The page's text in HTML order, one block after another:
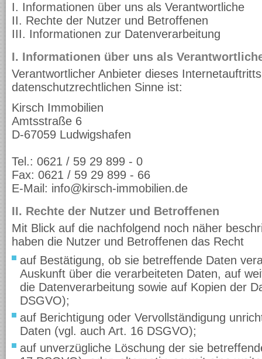
I. Informationen über uns als Verantwortliche
II. Rechte der Nutzer und Betroffenen
III. Informationen zur Datenverarbeitung
I. Informationen über uns als
Verantwortlicher Anbieter dieses
datenschutzrechtlichen Sinne ist:
Kirsch Immobilien
Amtsstraße 6
D-67059 Ludwigshafen
Tel.: 0621 / 59 29 899 - 0
Fax: 0621 / 59 29 899 - 66
E-Mail: info@kirsch-immobilien.de
II. Rechte der Nutzer und Betroffenen
Mit Blick auf die nachfolgend noch näher
haben die Nutzer und Betroffenen das Recht
auf Bestätigung, ob sie betreffende Daten
Auskunft über die verarbeiteten Daten, auf
die Datenverarbeitung sowie auf Kopien der
DSGVO);
auf Berichtigung oder Vervollständigung
Daten (vgl. auch Art. 16 DSGVO);
auf unverzügliche Löschung der sie